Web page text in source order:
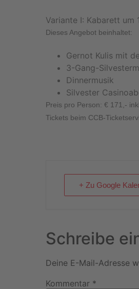
Variante I: Kabarett um
Dieses Angebot beinhaltet:
Gernot Kulis mit
3-Gang-
Dinnermusik
Silvester
Preis pro Person: € 171,-
Tickets beim CCB-
+ Zu Google
Schreibe
Deine E-Mail-Adresse
Kommentar *